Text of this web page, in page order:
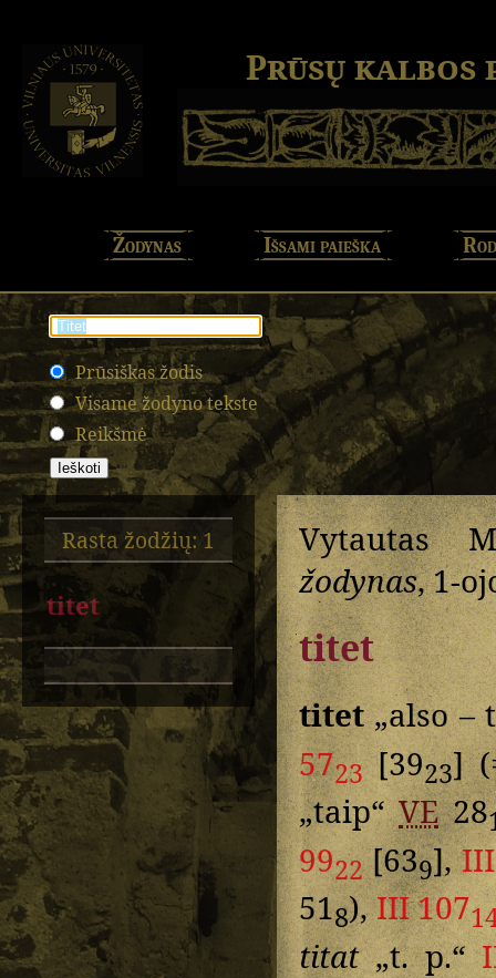
Prūsų kalbos
Žodynas Išsami paieška
Prūsiškas žodis
Visame žodyno tekste
Reikšmė
Rasta žodžių: 1
titet
Vytautas
žodynas, 1-
titet
titet„also –
5723[3923]
„taip“VE28
9922[639],
518),III 107
titat„t. p.“